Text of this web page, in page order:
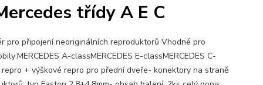
třídy A E C
pro připojení neoriginálních reproduktorů Vhodné pro
A-classMERCEDES E-classMERCEDES C-
+ výškové repro pro přední dveře- konektory na straně